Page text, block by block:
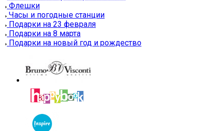
Флешки
Часы и погодные станции
Подарки на 23 февраля
Подарки на 8 марта
Подарки на новый год и рождество